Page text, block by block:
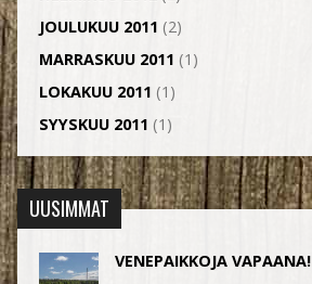
JOULUKUU 2011 (2)
MARRASKUU 2011 (1)
LOKAKUU 2011 (1)
SYYSKUU 2011 (1)
UUSIMMAT
VENEPAIKKOJA VAPAANA!